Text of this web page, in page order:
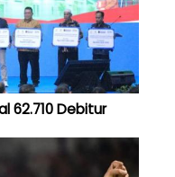
62.710 Debitur